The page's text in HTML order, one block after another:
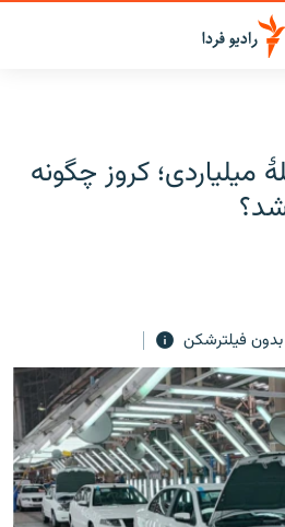
میلیاردی؛ کروز چگونه
فیلترشکن